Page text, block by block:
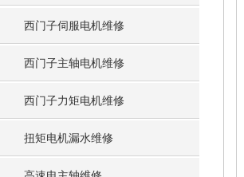
西门子伺服电机维修
西门子主轴电机维修
西门子力矩电机维修
扭矩电机漏水维修